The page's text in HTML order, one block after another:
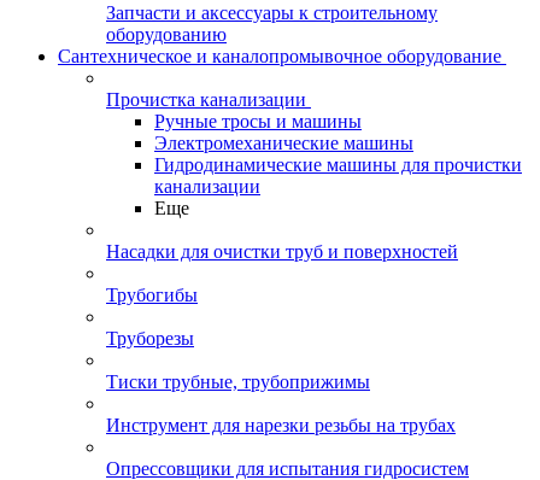
Запчасти и аксессуары к строительному
оборудованию
Сантехническое и каналопромывочное оборудование
Прочистка канализации
Ручные тросы и машины
Электромеханические машины
Гидродинамические машины для прочистки
канализации
Еще
Насадки для очистки труб и поверхностей
Трубогибы
Труборезы
Тиски трубные, трубоприжимы
Инструмент для нарезки резьбы на трубах
Опрессовщики для испытания гидросистем